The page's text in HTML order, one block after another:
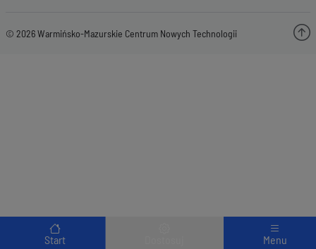
Menu wyróżnione
Start
Menu
© 2026 Warmińsko-Mazurskie Centrum Nowych Technologii